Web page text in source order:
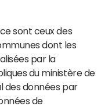
sont ceux des
dont les
par la
du ministère de
des données par
de